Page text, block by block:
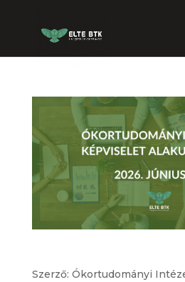
Szerző: Ókortudományi